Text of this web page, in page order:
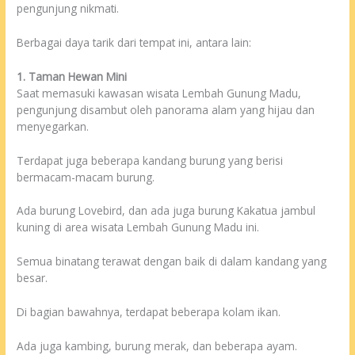
pengunjung nikmati.
Berbagai daya tarik dari tempat ini, antara lain:
1. Taman Hewan Mini
Saat memasuki kawasan wisata Lembah Gunung Madu,
pengunjung disambut oleh panorama alam yang hijau dan
menyegarkan.
Terdapat juga beberapa kandang burung yang berisi
bermacam-macam burung.
Ada burung Lovebird, dan ada juga burung Kakatua jambul
kuning di area wisata Lembah Gunung Madu ini.
Semua binatang terawat dengan baik di dalam kandang yang
besar.
Di bagian bawahnya, terdapat beberapa kolam ikan.
Ada juga kambing, burung merak, dan beberapa ayam.